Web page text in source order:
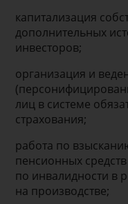
капитализация
дополнительных
инвесторов;
организация и
лиц в системе
страхования;
работа по
пенсионных
по инвалидности в
на производстве;